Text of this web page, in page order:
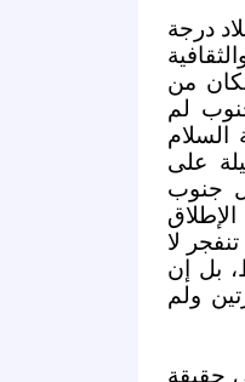
درجة
من
لم
مع اتفاقية السلام
على
جنوب
لا
بل إن
ولم
حقيقة